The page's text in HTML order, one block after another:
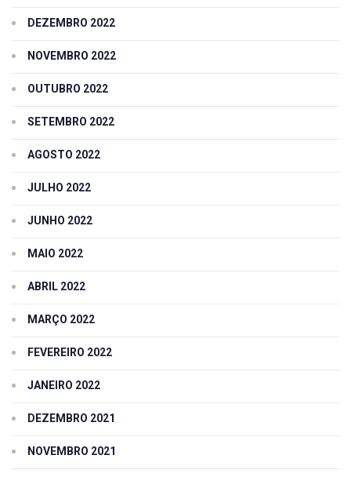
DEZEMBRO 2022
NOVEMBRO 2022
OUTUBRO 2022
SETEMBRO 2022
AGOSTO 2022
JULHO 2022
JUNHO 2022
MAIO 2022
ABRIL 2022
MARÇO 2022
FEVEREIRO 2022
JANEIRO 2022
DEZEMBRO 2021
NOVEMBRO 2021